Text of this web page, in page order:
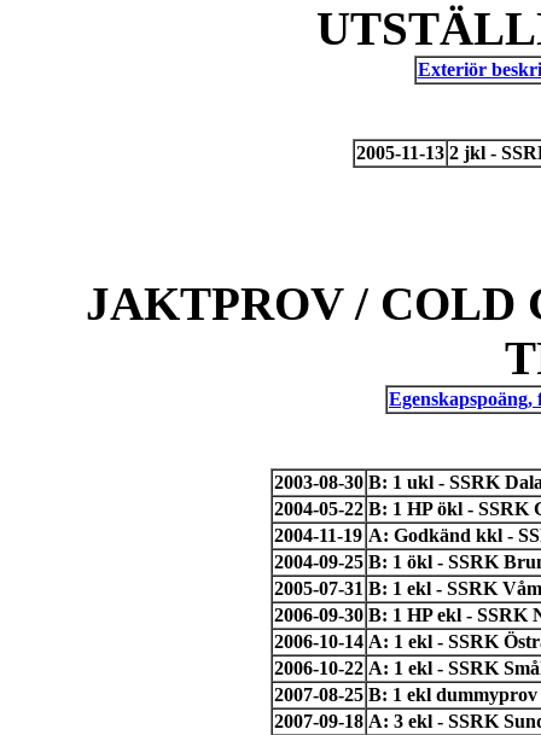
Exteriör
2005-11-13 2 jkl -
JAKTPROV / COLD
2003-08-30 B: 1 ukl - SSRK
2004-05-22 B: 1 HP ökl - SSRK
2004-11-19 A: Godkänd kkl -
2004-09-25 B: 1 ökl - SSRK
2005-07-31 B: 1 ekl - SSRK
2006-09-30 B: 1 HP ekl - SSRK
2006-10-14 A: 1 ekl - SSRK
2006-10-22 A: 1 ekl - SSRK
2007-08-25 B: 1 ekl
2007-09-18 A: 3 ekl - SSRK